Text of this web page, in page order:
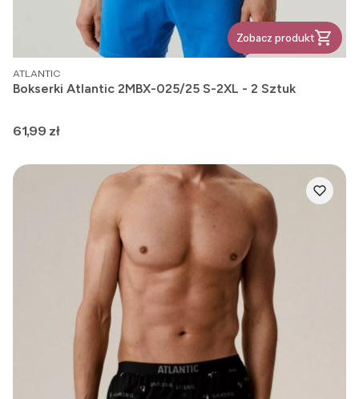
Zobacz produkt
PRODUCENT
ATLANTIC
Bokserki Atlantic 2MBX-025/25 S-2XL - 2 Sztuk
Cena
61,99 zł